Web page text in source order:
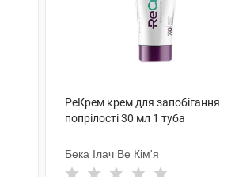
РеКрем крем для запобігання
попрілості 30 мл 1 туба
Бека Ілач Ве Кім'я